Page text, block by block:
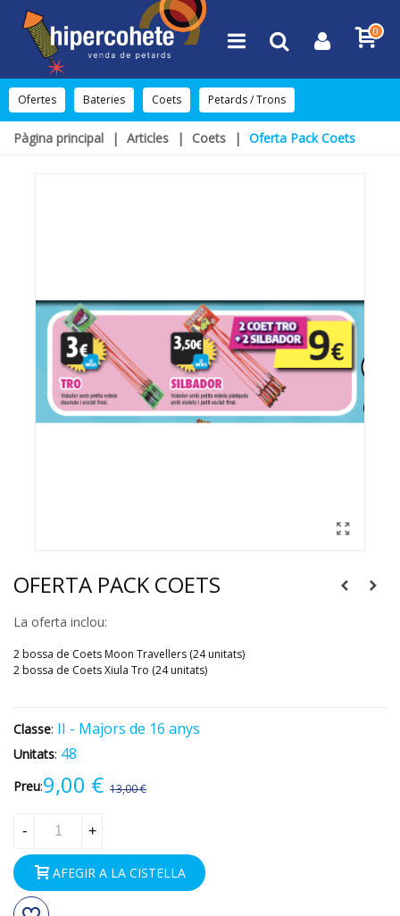
0
Ofertes Bateries Coets Petards / Trons
Pàgina principal | Articles | Coets | Oferta Pack Coets
OFERTA PACK COETS
La oferta inclou:
2 bossa de Coets Moon Travellers (24 unitats)
2 bossa de Coets Xiula Tro (24 unitats)
Classe: II - Majors de 16 anys
Unitats: 48
Preu:9,00 € 13,00 €
- +
AFEGIR A LA CISTELLA